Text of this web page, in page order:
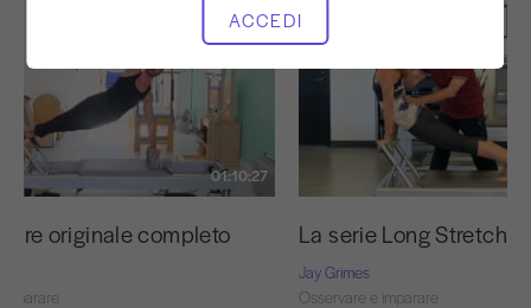
ACCEDI
01:10:27
originale completo La serie Long Stretch
Jay Grimes
Osservare e imparare